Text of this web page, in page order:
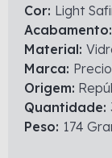
Cor: Light
Acabamento:
Material:
Marca:
Origem:
Quantidade:
Peso: 174